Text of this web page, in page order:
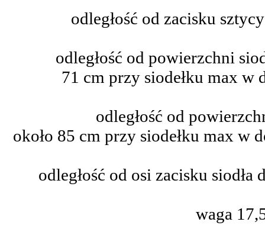
odległość od zacisku
odległość od powierzchni
71 cm przy siodełku max w
odległość od
około 85 cm przy siodełku max w
odległość od osi zacisku
waga